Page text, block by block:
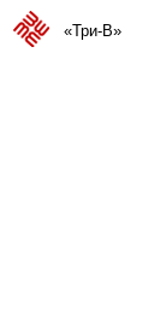
is external)«Три-В»